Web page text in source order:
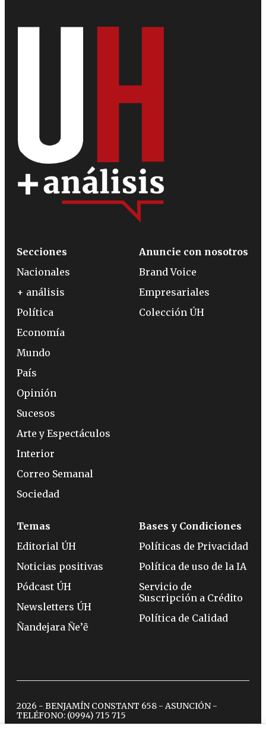
Secciones
Nacionales
+ análisis
Política
Economía
Mundo
País
Opinión
Sucesos
Arte y Espectáculos
Interior
Correo Semanal
Sociedad
Anuncie con nosotros
Brand Voice
Empresariales
Colección ÚH
Temas
Editorial ÚH
Noticias positivas
Pódcast ÚH
Newsletters ÚH
Ñandejara Ñe’ẽ
Bases y Condiciones
Políticas de Privacidad
Política de uso de la IA
Servicio de
Suscripción a Crédito
Política de Calidad
2026 - BENJAMÍN CONSTANT 658 - ASUNCIÓN -
TELÉFONO: (0994) 715 715